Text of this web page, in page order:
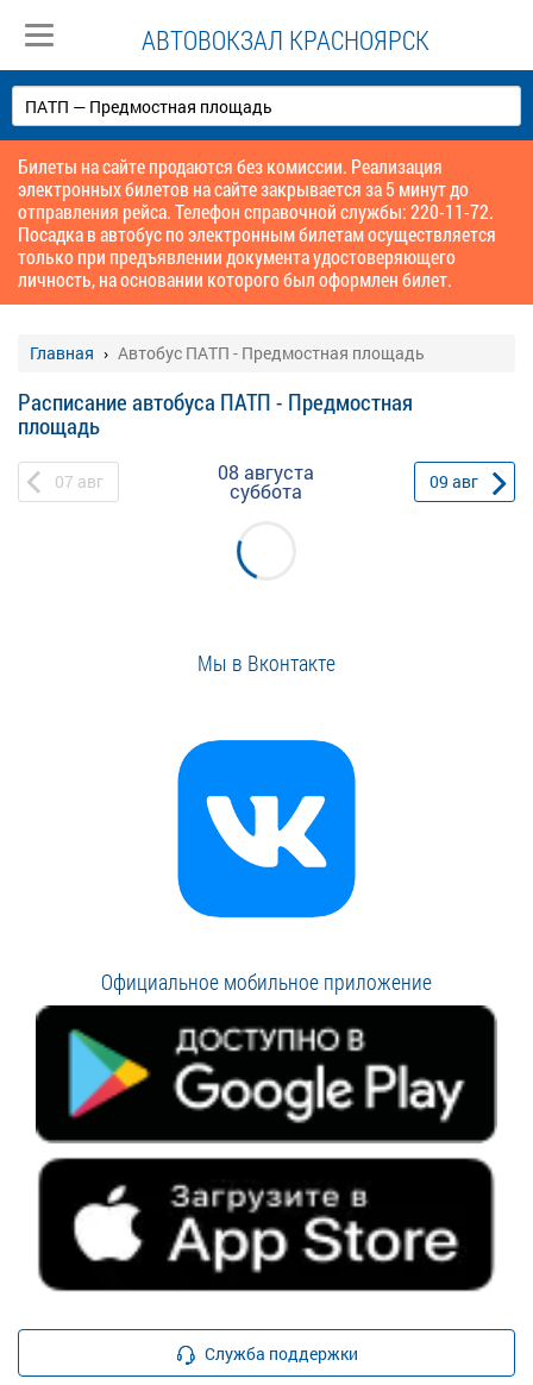
АВТОВОКЗАЛ КРАСНОЯРСК
Билеты на сайте продаются без комиссии. Реализация
электронных билетов на сайте закрывается за 5 минут до
отправления рейса. Телефон справочной службы: 220-11-72.
Посадка в автобус по электронным билетам осуществляется
только при предъявлении документа удостоверяющего
личность, на основании которого был оформлен билет.
Главная Автобус ПАТП - Предмостная площадь
Расписание автобуса ПАТП - Предмостная
площадь
07 авг 08 августа
суббота 09 авг
Мы в Вконтакте
Официальное мобильное приложение
Служба поддержки